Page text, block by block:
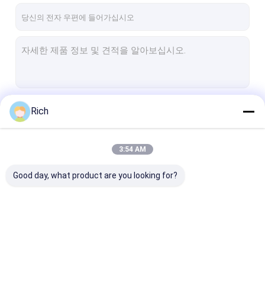
패널 탑재 키보드
산업용 실리콘 키보드
금속 키패드
Rich
3:54 AM
Good day, what product are you looking for?